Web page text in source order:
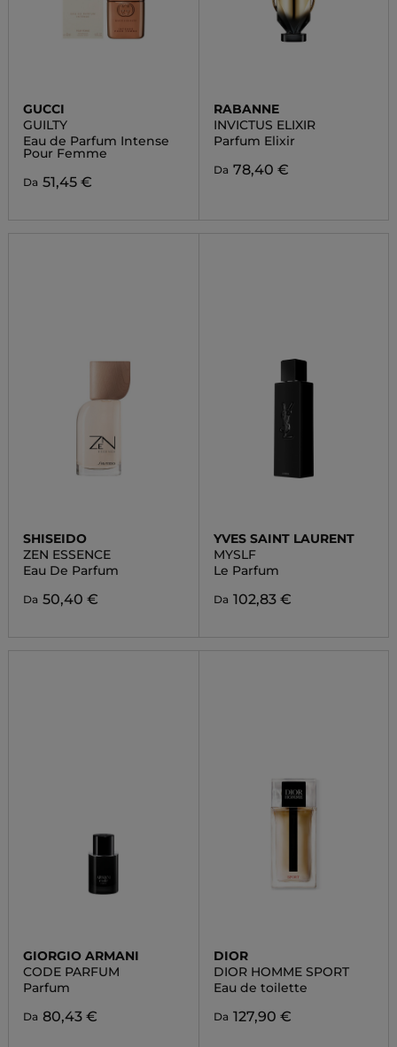
GUCCI
GUILTY
Eau de Parfum Intense
Pour Femme
Da 51,45 €
RABANNE
INVICTUS ELIXIR
Parfum Elixir
Da 78,40 €
SHISEIDO
ZEN ESSENCE
Eau De Parfum
Da 50,40 €
YVES SAINT LAURENT
MYSLF
Le Parfum
Da 102,83 €
GIORGIO ARMANI
CODE PARFUM
Parfum
Da 80,43 €
DIOR
DIOR HOMME SPORT
Eau de toilette
Da 127,90 €